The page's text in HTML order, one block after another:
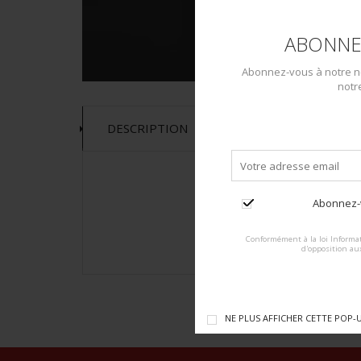
Abonnez-vous à notre
Conformément à la loi
d'opposition
NE PLUS AFFICHER CETTE POP-
DESCRIPTION